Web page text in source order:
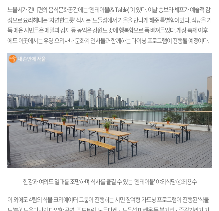
노을서가 건너편의 음식문화공간에는 ‘엔테이블(& Table)’이 있다. 이날 송보라 셰프가 예술적 감
성으로 요리해내는 ‘자연한그릇’ 식사는 ‘노들섬에서 가을을 만나게 해준 특별함이었다. 식당을 가
득 메운 시민들은 메밀과 감자 등 농익은 강원도 맛에 행복함으로 푹 빠져들었다. 개장 축제 이후
에도 이곳에서는 유명 요리사나 문화계 인사들과 함께하는 다이닝 프로그램이 진행될 예정이다.
한강과 여의도 일대를 조망하며 식사를 즐길 수 있는 '엔테이블' 야외식당ⓒ최용수
이 외에도 4팀의 식물 크리에이터 그룹이 진행하는 시민 참여형 가드닝 프로그램이 진행된 ‘식물